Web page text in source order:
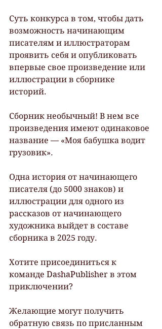
Суть конкурса в том, чтобы дать
возможность начинающим
писателям и иллюстраторам
проявить себя и опубликовать
впервые свое произведение или
иллюстрации в сборнике
историй.
Сборник необычный! В нем все
произведения имеют одинаковое
название — «Моя бабушка водит
грузовик».
Одна история от начинающего
писателя (до 5000 знаков) и
иллюстрации для одного из
рассказов от начинающего
художника выйдет в составе
сборника в 2025 году.
Хотите присоединиться к
команде DashaPublisher в этом
приключении?
Желающие могут получить
обратную связь по присланным